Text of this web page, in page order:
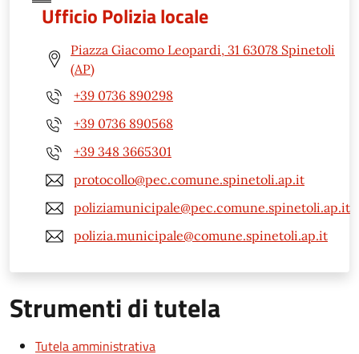
Ufficio Polizia locale
Piazza Giacomo Leopardi, 31 63078 Spinetoli
(AP)
+39 0736 890298
+39 0736 890568
+39 348 3665301
protocollo@pec.comune.spinetoli.ap.it
poliziamunicipale@pec.comune.spinetoli.ap.it
polizia.municipale@comune.spinetoli.ap.it
Strumenti di tutela
Tutela amministrativa